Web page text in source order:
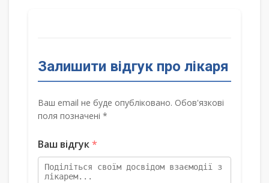
Залишити відгук про лікаря
Ваш email не буде опубліковано. Обов'язкові
поля позначені *
Ваш відгук*